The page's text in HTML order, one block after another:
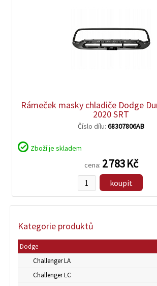
Rámeček masky chladiče Dodge
2020 SRT
cena: 2 783 Kč
Číslo dílu:68307806AB
koupit
Zboží je skladem
Kategorie produktů
Dodge
Challenger LA
Challenger LC